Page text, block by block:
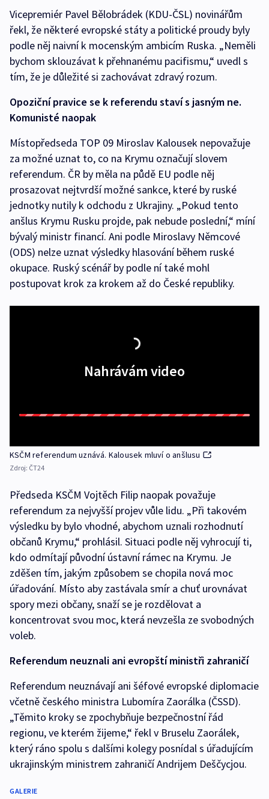
Vicepremiér Pavel Bělobrádek (KDU-ČSL) novinářům
řekl, že některé evropské státy a politické proudy byly
podle něj naivní k mocenským ambicím Ruska. „Neměli
bychom sklouzávat k přehnanému pacifismu,“ uvedl s
tím, že je důležité si zachovávat zdravý rozum.
Opoziční pravice se k referendu staví s jasným ne.
Komunisté naopak
Místopředseda TOP 09 Miroslav Kalousek nepovažuje
za možné uznat to, co na Krymu označují slovem
referendum. ČR by měla na půdě EU podle něj
prosazovat nejtvrdší možné sankce, které by ruské
jednotky nutily k odchodu z Ukrajiny. „Pokud tento
anšlus Krymu Rusku projde, pak nebude poslední,“ míní
bývalý ministr financí. Ani podle Miroslavy Němcové
(ODS) nelze uznat výsledky hlasování během ruské
okupace. Ruský scénář by podle ní také mohl
postupovat krok za krokem až do České republiky.
Nahrávám video
KSČM referendum uznává. Kalousek mluví o anšlusu
Zdroj: ČT24
Předseda KSČM Vojtěch Filip naopak považuje
referendum za nejvyšší projev vůle lidu. „Při takovém
výsledku by bylo vhodné, abychom uznali rozhodnutí
občanů Krymu,“ prohlásil. Situaci podle něj vyhrocují ti,
kdo odmítají původní ústavní rámec na Krymu. Je
zděšen tím, jakým způsobem se chopila nová moc
úřadování. Místo aby zastávala smír a chuť urovnávat
spory mezi občany, snaží se je rozdělovat a
koncentrovat svou moc, která nevzešla ze svobodných
voleb.
Referendum neuznali ani evropští ministři zahraničí
Referendum neuznávají ani šéfové evropské diplomacie
včetně českého ministra Lubomíra Zaorálka (ČSSD).
„Těmito kroky se zpochybňuje bezpečnostní řád
regionu, ve kterém žijeme,“ řekl v Bruselu Zaorálek,
který ráno spolu s dalšími kolegy posnídal s úřadujícím
ukrajinským ministrem zahraničí Andrijem Deščycjou.
GALERIE